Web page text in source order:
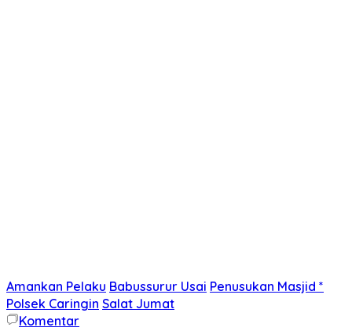
Amankan Pelaku Babussurur Usai Penusukan Masjid *
Polsek Caringin Salat Jumat
Komentar